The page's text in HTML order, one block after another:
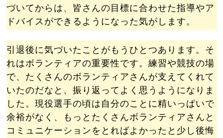
づいてからは、皆さんの目標に合わせた指導やア
ドバイスができるようになった気がします。
引退後に気づいたことがもうひとつあります。そ
れはボランティアの重要性です。練習や競技の場
で、たくさんのボランティアさんが支えてくれて
いたのだなと、振り返ってよく思うようになりま
した。現役選手の頃は自分のことに精いっぱいで
余裕がなく、もっとたくさんボランティアさんと
コミュニケーションをとればよかったと少し後悔